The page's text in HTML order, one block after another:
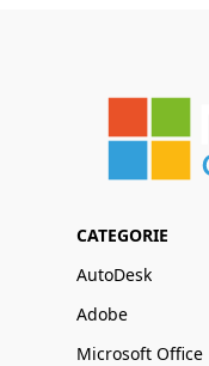
CATEGORIE
AutoDesk
Adobe
Microsoft Office